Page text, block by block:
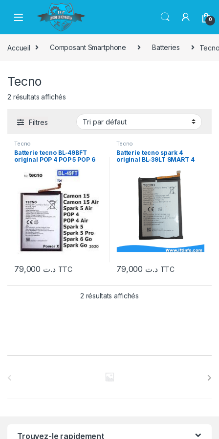
Passer à la navigation
Aller au contenu
0
Accueil Composant Smartphone Batteries
Tecno
2 résultats affichés
Filtres
Tecno
Batterie tecno BL-49BFT
original POP 4 POP 5 POP 6
د.ت TTC
Tecno
Batterie tecno spark 4
original BL-39LT SMART 4
د.ت TTC
2 résultats affichés
Trouvez-le rapidement